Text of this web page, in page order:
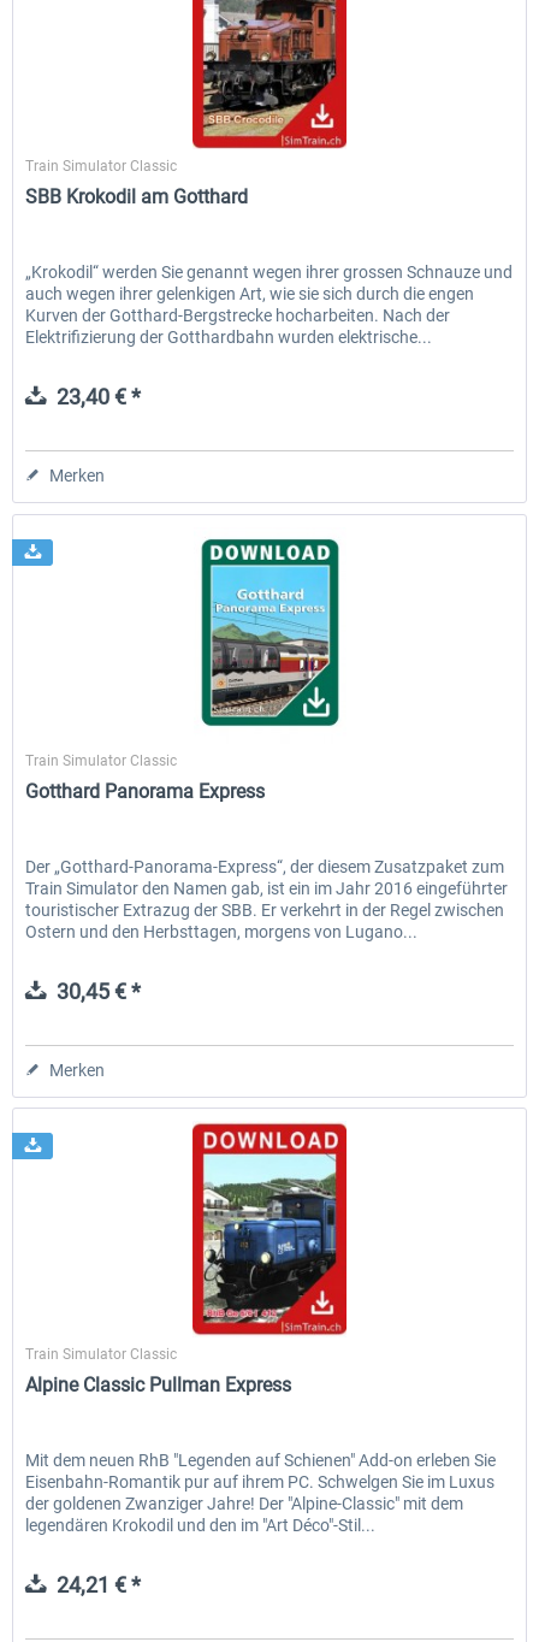
SimTrain
Train Simulator Classic
SBB Krokodil am Gotthard
„Krokodil“ werden Sie genannt wegen ihrer grossen Schnauze und
auch wegen ihrer gelenkigen Art, wie sie sich durch die engen
Kurven der Gotthard-Bergstrecke hocharbeiten. Nach der
Elektrifizierung der Gotthardbahn wurden elektrische...
23,40 € *
Merken
Train Simulator Classic
Gotthard Panorama Express
Der „Gotthard-Panorama-Express“, der diesem Zusatzpaket zum
Train Simulator den Namen gab, ist ein im Jahr 2016 eingeführter
touristischer Extrazug der SBB. Er verkehrt in der Regel zwischen
Ostern und den Herbsttagen, morgens von Lugano...
30,45 € *
Merken
SimTrain
Train Simulator Classic
Alpine Classic Pullman Express
Mit dem neuen RhB "Legenden auf Schienen" Add-on erleben Sie
Eisenbahn-Romantik pur auf ihrem PC. Schwelgen Sie im Luxus
der goldenen Zwanziger Jahre! Der "Alpine-Classic" mit dem
legendären Krokodil und den im "Art Déco"-Stil...
24,21 € *